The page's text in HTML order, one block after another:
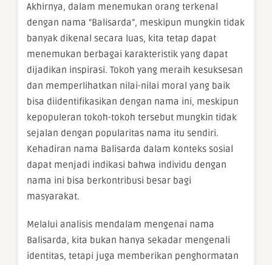
Akhirnya, dalam menemukan orang terkenal
dengan nama “Balisarda”, meskipun mungkin tidak
banyak dikenal secara luas, kita tetap dapat
menemukan berbagai karakteristik yang dapat
dijadikan inspirasi. Tokoh yang meraih kesuksesan
dan memperlihatkan nilai-nilai moral yang baik
bisa diidentifikasikan dengan nama ini, meskipun
kepopuleran tokoh-tokoh tersebut mungkin tidak
sejalan dengan popularitas nama itu sendiri.
Kehadiran nama Balisarda dalam konteks sosial
dapat menjadi indikasi bahwa individu dengan
nama ini bisa berkontribusi besar bagi
masyarakat.
Melalui analisis mendalam mengenai nama
Balisarda, kita bukan hanya sekadar mengenali
identitas, tetapi juga memberikan penghormatan